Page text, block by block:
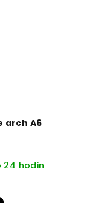
arch A6
24 hodin